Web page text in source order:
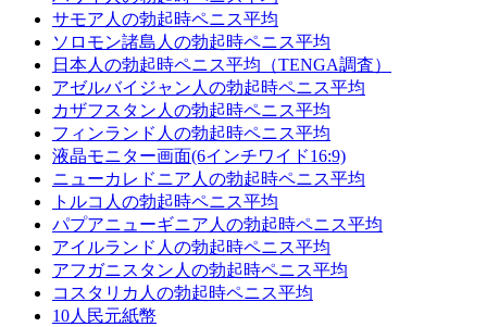
サモア人の勃起時ペニス平均
ソロモン諸島人の勃起時ペニス平均
日本人の勃起時ペニス平均（TENGA調査）
アゼルバイジャン人の勃起時ペニス平均
カザフスタン人の勃起時ペニス平均
フィンランド人の勃起時ペニス平均
液晶モニター画面(6インチワイド16:9)
ニューカレドニア人の勃起時ペニス平均
トルコ人の勃起時ペニス平均
パプアニューギニア人の勃起時ペニス平均
アイルランド人の勃起時ペニス平均
アフガニスタン人の勃起時ペニス平均
コスタリカ人の勃起時ペニス平均
10人民元紙幣